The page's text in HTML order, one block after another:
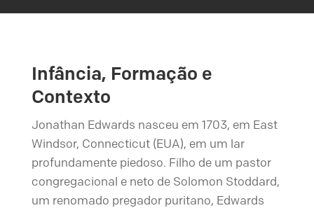
Infância, Formação e
Contexto
Jonathan Edwards nasceu em 1703, em East
Windsor, Connecticut (EUA), em um lar
profundamente piedoso. Filho de um pastor
congregacional e neto de Solomon Stoddard,
um renomado pregador puritano, Edwards